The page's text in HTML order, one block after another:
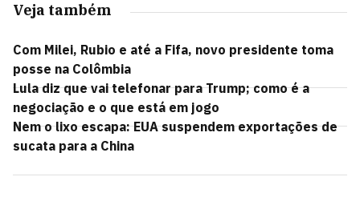
Veja também
Com Milei, Rubio e até a Fifa, novo presidente toma
posse na Colômbia
Lula diz que vai telefonar para Trump; como é a
negociação e o que está em jogo
Nem o lixo escapa: EUA suspendem exportações de
sucata para a China